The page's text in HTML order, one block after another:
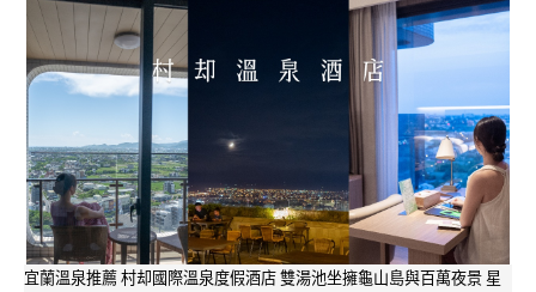
宜蘭溫泉推薦 村却國際溫泉度假酒店 雙湯池坐擁龜山島與百萬夜景 星